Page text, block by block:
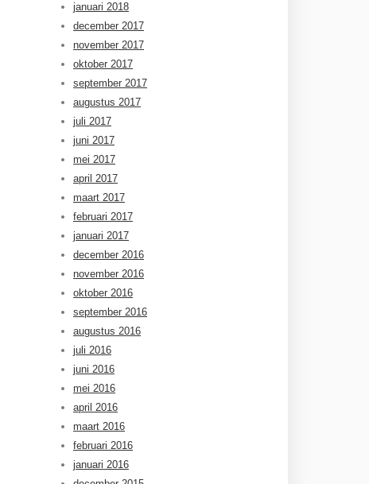
januari 2018
december 2017
november 2017
oktober 2017
september 2017
augustus 2017
juli 2017
juni 2017
mei 2017
april 2017
maart 2017
februari 2017
januari 2017
december 2016
november 2016
oktober 2016
september 2016
augustus 2016
juli 2016
juni 2016
mei 2016
april 2016
maart 2016
februari 2016
januari 2016